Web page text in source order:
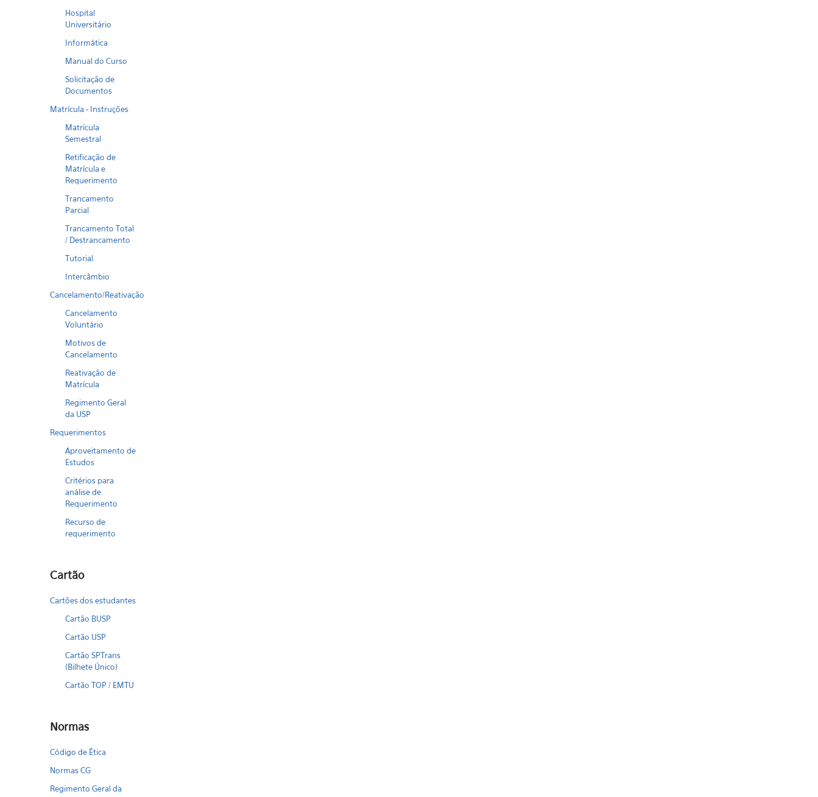
Hospital
Universitário
Informática
Manual do Curso
Solicitação de
Documentos
Matrícula - Instruções
Matrícula
Semestral
Retificação de
Matrícula e
Requerimento
Trancamento
Parcial
Trancamento Total
/ Destrancamento
Tutorial
Intercâmbio
Cancelamento/Reativação
Cancelamento
Voluntário
Motivos de
Cancelamento
Reativação de
Matrícula
Regimento Geral
da USP
Requerimentos
Aproveitamento de
Estudos
Critérios para
análise de
Requerimento
Recurso de
requerimento
Cartão
Cartões dos estudantes
Cartão BUSP
Cartão USP
Cartão SPTrans
(Bilhete Único)
Cartão TOP / EMTU
Normas
Código de Ética
Normas CG
Regimento Geral da